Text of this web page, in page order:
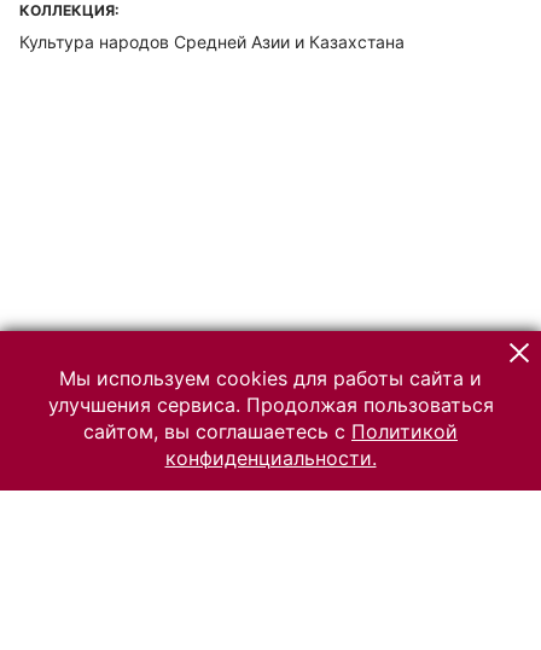
КОЛЛЕКЦИЯ:
Культура народов Средней Азии и Казахстана
Мы используем cookies для работы сайта и
улучшения сервиса. Продолжая пользоваться
сайтом, вы соглашаетесь с Политикой
конфиденциальности.